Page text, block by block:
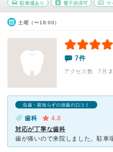
駐車場あり 電子決済可 マ
土曜（〜18:00）
7件
アクセス数 7月:
虫歯・親知らずの抜歯の口コミ
歯科
4.0
対応が丁寧な歯科